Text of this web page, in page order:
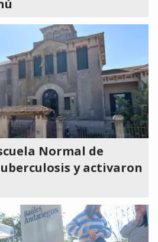
Normal de
y activaron